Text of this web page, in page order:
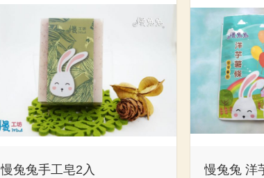
慢兔兔手工皂2入